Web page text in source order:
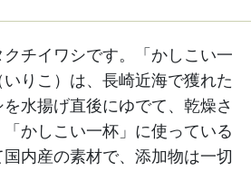
チイワシです。「かしこい一
りこ）は、長崎近海で獲れた
水揚げ直後にゆでて、乾燥さ
かしこい一杯」に使っている
内産の素材で、添加物は一切